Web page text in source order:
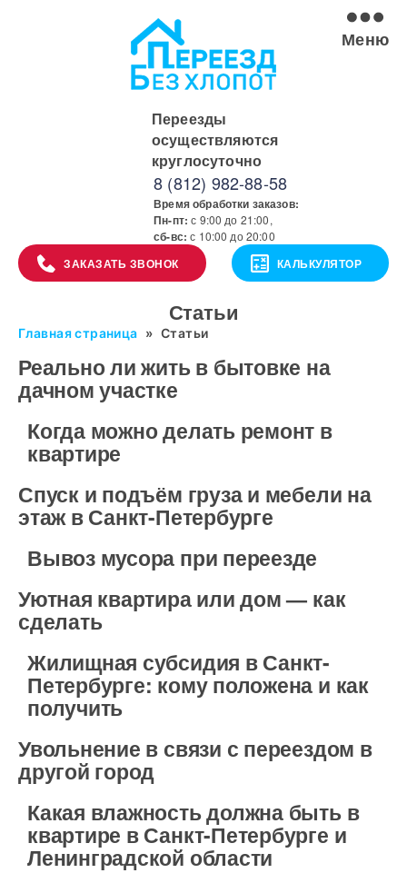
Меню
Переезды
осуществляются
круглосуточно
8 (812) 982-88-58
Время обработки заказов:
Пн-пт: с 9:00 до 21:00,
сб-вс: с 10:00 до 20:00
ЗАКАЗАТЬ ЗВОНОК КАЛЬКУЛЯТОР
Статьи
Главная страница » Статьи
Реально ли жить в бытовке на
дачном участке
Когда можно делать ремонт в
квартире
Спуск и подъём груза и мебели на
этаж в Санкт-Петербурге
Вывоз мусора при переезде
Уютная квартира или дом — как
сделать
Жилищная субсидия в Санкт-
Петербурге: кому положена и как
получить
Увольнение в связи с переездом в
другой город
Какая влажность должна быть в
квартире в Санкт-Петербурге и
Ленинградской области